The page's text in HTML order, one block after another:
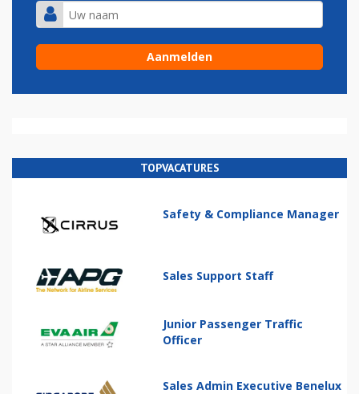
TOPVACATURES
Safety & Compliance Manager
Sales Support Staff
Junior Passenger Traffic
Officer
Sales Admin Executive Benelux